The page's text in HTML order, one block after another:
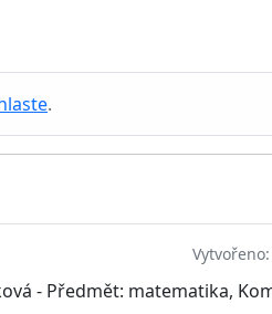
.
- Předmět: matematika,